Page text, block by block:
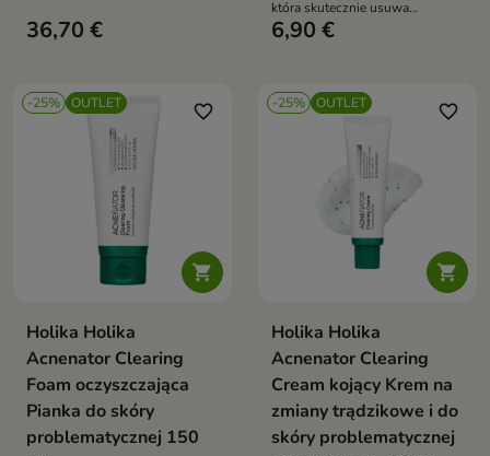
wspiera redukcję
niedoskonałości i pozostawia
36,70 €
która skutecznie usuwa
zanieczyszczenia, wspiera
6,90 €
-25% OUTLET

favorite_border
Holika Holika
Acnenator Clearing
Foam oczyszczająca
Pianka do skóry
problematycznej 150
-25% OUTLET

favorite_border
Holika Holika
Acnenator Clearing
Cream kojący Krem na
zmiany trądzikowe i do
skóry problematycznej